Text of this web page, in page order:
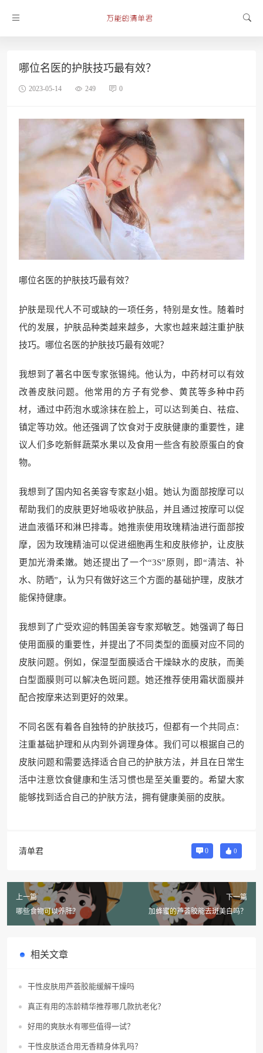
哪位名医的护肤技巧最有效？
2023-05-14 249 0
哪位名医的护肤技巧最有效？
护肤是现代人不可或缺的一项任务，特别是女性。随着时
代的发展，护肤品种类越来越多，大家也越来越注重护肤
技巧。哪位名医的护肤技巧最有效呢？
我想到了著名中医专家张锡纯。他认为，中药材可以有效
改善皮肤问题。他常用的方子有党参、黄芪等多种中药
材，通过中药泡水或涂抹在脸上，可以达到美白、祛痘、
镇定等功效。他还强调了饮食对于皮肤健康的重要性，建
议人们多吃新鲜蔬菜水果以及食用一些含有胶原蛋白的食
物。
我想到了国内知名美容专家赵小姐。她认为面部按摩可以
帮助我们的皮肤更好地吸收护肤品，并且通过按摩可以促
进血液循环和淋巴排毒。她推崇使用玫瑰精油进行面部按
摩，因为玫瑰精油可以促进细胞再生和皮肤修护，让皮肤
更加光滑柔嫩。她还提出了一个“3S”原则，即“清洁、补
水、防晒”，认为只有做好这三个方面的基础护理，皮肤才
能保持健康。
我想到了广受欢迎的韩国美容专家郑敏芝。她强调了每日
使用面膜的重要性，并提出了不同类型的面膜对应不同的
皮肤问题。例如，保湿型面膜适合干燥缺水的皮肤，而美
白型面膜则可以解决色斑问题。她还推荐使用霜状面膜并
配合按摩来达到更好的效果。
不同名医有着各自独特的护肤技巧，但都有一个共同点：
注重基础护理和从内到外调理身体。我们可以根据自己的
皮肤问题和需要选择适合自己的护肤方法，并且在日常生
活中注意饮食健康和生活习惯也是至关重要的。希望大家
能够找到适合自己的护肤方法，拥有健康美丽的皮肤。
清单君 0 0
上一篇
哪些食物可以养肝？
下一篇
加蜂蜜的芦荟胶能去斑美白吗？
相关文章
干性皮肤用芦荟胶能缓解干燥吗
真正有用的冻龄精华推荐哪几款抗老化？
好用的爽肤水有哪些值得一试？
干性皮肤适合用无香精身体乳吗？